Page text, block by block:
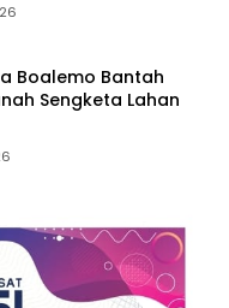
Boalemo Bantah
Sengketa Lahan